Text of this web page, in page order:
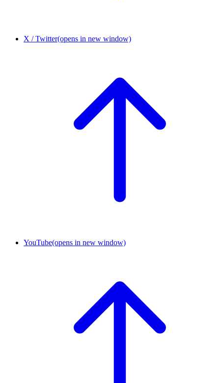
X / Twitter(opens in new window)
YouTube(opens in new window)